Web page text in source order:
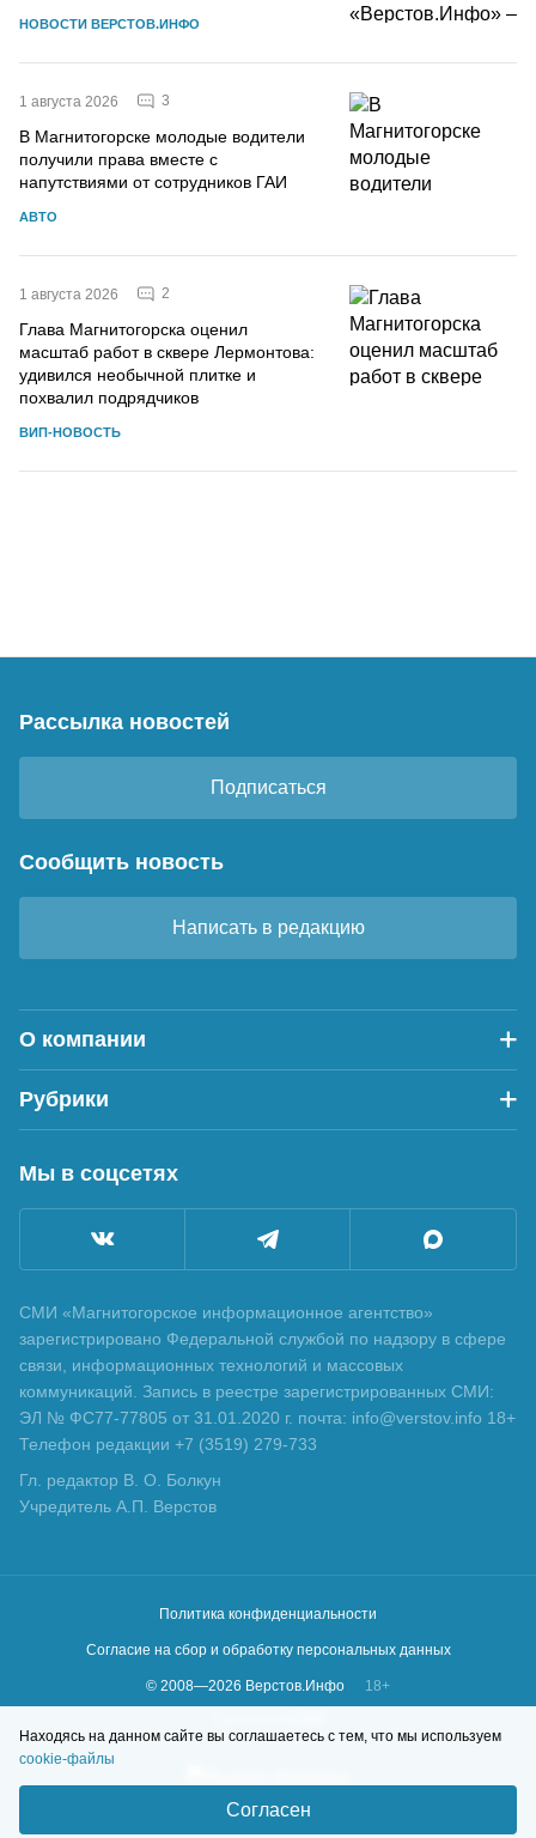
НОВОСТИ ВЕРСТОВ.ИНФО
1 августа 2026 3
В Магнитогорске молодые водители
получили права вместе с
напутствиями от сотрудников ГАИ
АВТО
1 августа 2026 2
Глава Магнитогорска оценил
масштаб работ в сквере Лермонтова:
удивился необычной плитке и
похвалил подрядчиков
ВИП-НОВОСТЬ
Рассылка новостей
Подписаться
Сообщить новость
Написать в редакцию
О компании
Рубрики
Мы в соцсетях
СМИ «Магнитогорское информационное агентство»
зарегистрировано Федеральной службой по надзору в сфере
связи, информационных технологий и массовых
коммуникаций. Запись в реестре зарегистрированных СМИ:
ЭЛ № ФС77-77805 от 31.01.2020 г. почта: info@verstov.info 18+
Телефон редакции +7 (3519) 279-733
Гл. редактор В. О. Болкун
Учредитель А.П. Верстов
Политика конфиденциальности
Согласие на сбор и обработку персональных данных
© 2008—2026 Верстов.Инфо
18+
Находясь на данном сайте вы соглашаетесь с тем, что мы используем
cookie-файлы
Согласен